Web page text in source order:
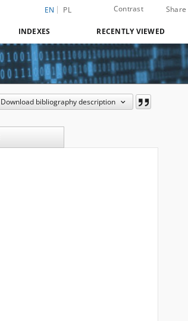
EN PL Contrast Share
INDEXES RECENTLY VIEWED
Download bibliography description